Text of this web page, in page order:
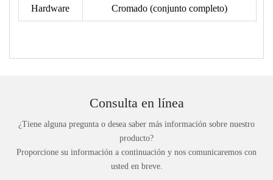
Hardware Cromado (conjunto completo)
Consulta en línea
¿Tiene alguna pregunta o desea saber más información sobre nuestro
producto?
Proporcione su información a continuación y nos comunicaremos con
usted en breve.